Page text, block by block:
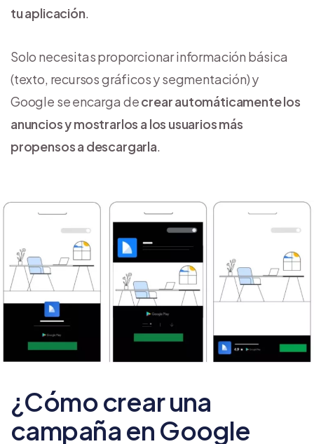
tu aplicación.
Solo necesitas proporcionar información básica
(texto, recursos gráficos y segmentación) y
Google se encarga decrear automáticamente los
anuncios y mostrarlos a los usuarios más
propensos a descargarla.
¿Cómo crear una
campaña en Google